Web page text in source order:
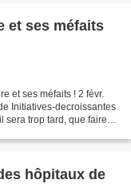
et ses méfaits
et ses méfaits ! 2 févr.
Initiatives-decroissantes
sera trop tard, que faire à
hôpitaux de